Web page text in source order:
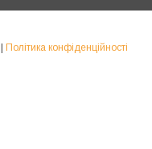
| Політика конфіденційності